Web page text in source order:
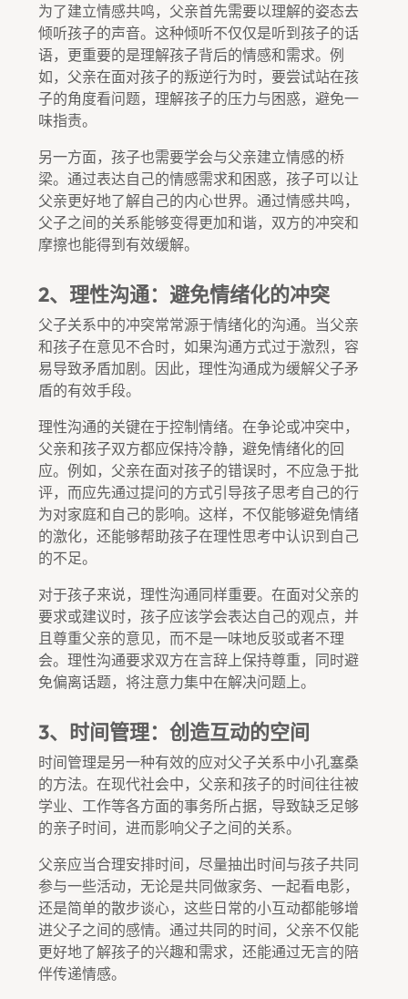
为了建立情感共鸣，父亲首先需要以理解的姿态去
倾听孩子的声音。这种倾听不仅仅是听到孩子的话
语，更重要的是理解孩子背后的情感和需求。例
如，父亲在面对孩子的叛逆行为时，要尝试站在孩
子的角度看问题，理解孩子的压力与困惑，避免一
味指责。
另一方面，孩子也需要学会与父亲建立情感的桥
梁。通过表达自己的情感需求和困惑，孩子可以让
父亲更好地了解自己的内心世界。通过情感共鸣，
父子之间的关系能够变得更加和谐，双方的冲突和
摩擦也能得到有效缓解。
2、理性沟通：避免情绪化的冲突
父子关系中的冲突常常源于情绪化的沟通。当父亲
和孩子在意见不合时，如果沟通方式过于激烈，容
易导致矛盾加剧。因此，理性沟通成为缓解父子矛
盾的有效手段。
理性沟通的关键在于控制情绪。在争论或冲突中，
父亲和孩子双方都应保持冷静，避免情绪化的回
应。例如，父亲在面对孩子的错误时，不应急于批
评，而应先通过提问的方式引导孩子思考自己的行
为对家庭和自己的影响。这样，不仅能够避免情绪
的激化，还能够帮助孩子在理性思考中认识到自己
的不足。
对于孩子来说，理性沟通同样重要。在面对父亲的
要求或建议时，孩子应该学会表达自己的观点，并
且尊重父亲的意见，而不是一味地反驳或者不理
会。理性沟通要求双方在言辞上保持尊重，同时避
免偏离话题，将注意力集中在解决问题上。
3、时间管理：创造互动的空间
时间管理是另一种有效的应对父子关系中小孔塞桑
的方法。在现代社会中，父亲和孩子的时间往往被
学业、工作等各方面的事务所占据，导致缺乏足够
的亲子时间，进而影响父子之间的关系。
父亲应当合理安排时间，尽量抽出时间与孩子共同
参与一些活动，无论是共同做家务、一起看电影，
还是简单的散步谈心，这些日常的小互动都能够增
进父子之间的感情。通过共同的时间，父亲不仅能
更好地了解孩子的兴趣和需求，还能通过无言的陪
伴传递情感。